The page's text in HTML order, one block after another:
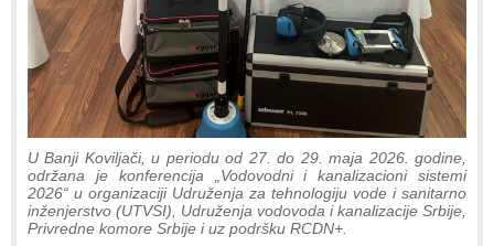
U Banji Koviljači, u periodu od 27. do 29. maja 2026. godine,
održana je konferencija „Vodovodni i kanalizacioni sistemi
2026“ u organizaciji Udruženja za tehnologiju vode i sanitarno
inženjerstvo (UTVSI), Udruženja vodovoda i kanalizacije Srbije,
Privredne komore Srbije i uz podršku RCDN+.